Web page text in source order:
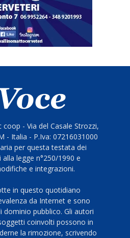
- Via del Casale Strozzi,
- Italia - P.Iva: 07216031000
per questa testata dei
legge n°250/1990 e
e integrazioni.
in questo quotidiano
da Internet e sono
pubblico. Gli autori
coinvolti possono in
la rimozione, scrivendo